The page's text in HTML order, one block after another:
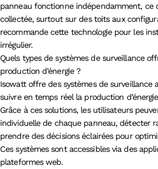
panneau fonctionne indépendamment, ce
collectée, surtout sur des toits aux
recommande cette technologie pour les
irrégulier.
Quels types de systèmes de surveillance
production d’énergie ?
Isowatt offre des systèmes de surveillance
suivre en temps réel la production
Grâce à ces solutions, les utilisateurs
individuelle de chaque panneau, détecter
prendre des décisions éclairées pour
Ces systèmes sont accessibles via des
plateformes web.